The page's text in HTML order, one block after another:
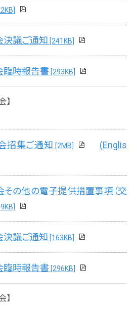
議ご通知 [241KB]
臨時報告書 [293KB]
招集ご通知 [2MB]
(Englis
の他の電子提供措置事項（交
議ご通知 [163KB]
臨時報告書 [296KB]